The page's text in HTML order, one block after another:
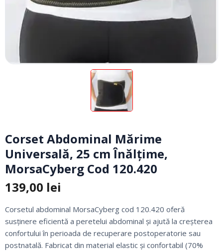
Corset Abdominal Mărime
Universală, 25 cm Înălțime,
MorsaCyberg Cod 120.420
139,00 lei
Corsetul abdominal MorsaCyberg cod 120.420 oferă
susținere eficientă a peretelui abdominal și ajută la creșterea
confortului în perioada de recuperare postoperatorie sau
postnatală. Fabricat din material elastic și confortabil (70%